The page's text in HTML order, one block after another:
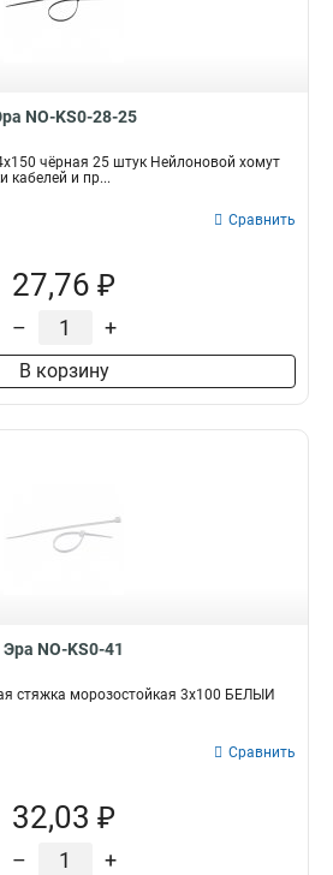
NO-KS0-28-25
чёрная 25 штук Нейлоновой хомут
кабелей и пр...
Сравнить
27,76 ₽
– +
В корзину
Эра NO-KS0-41
стяжка морозостойкая 3x100 БЕЛЫЙ
Сравнить
32,03 ₽
– +